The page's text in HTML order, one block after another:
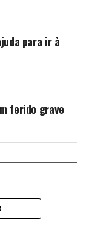
para ir à
ferido grave